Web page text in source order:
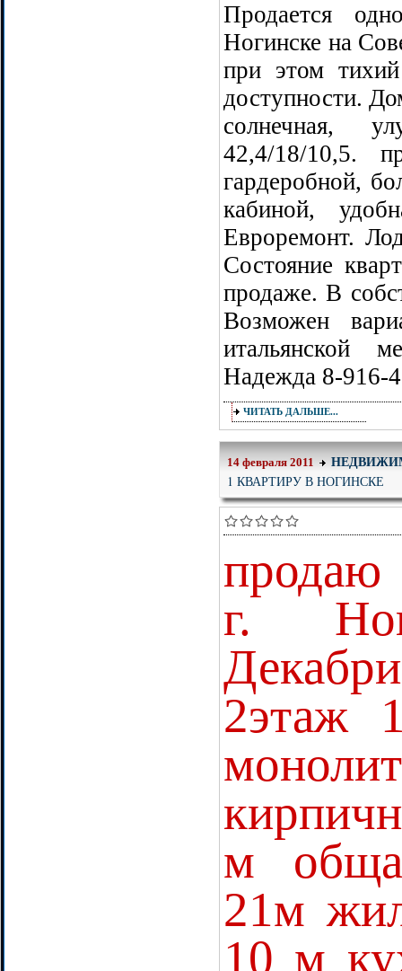
Продается
Ногинске на
при этом
доступности.
солнечная,
42,4/18/10,5.
гардеробной,
кабиной,
Евроремонт.
Состояние
продаже. В
Возможен
итальянской
Надежда 8-916-
ЧИТАТЬ ДАЛЬШЕ...
14 февраля 2011
1 КВАРТИРУ В НОГИНСКЕ
продаю
г.
2этаж
м
21м
10 м